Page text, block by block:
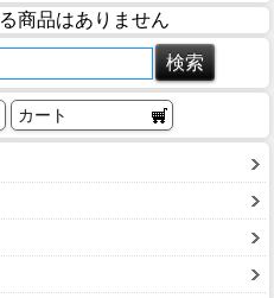
商品はありません
カート